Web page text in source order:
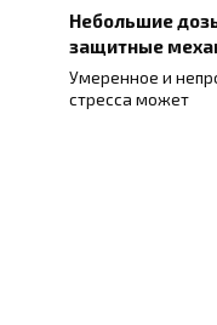
Небольшие
защитные
Умеренное и
стресса может